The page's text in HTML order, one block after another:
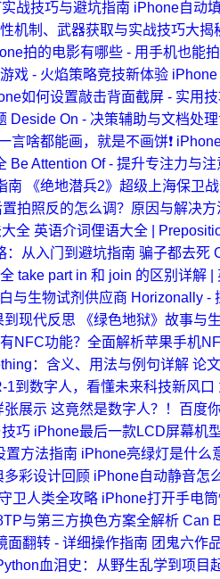
战技巧与避坑指南 iPhone自动
机制、武器获取与实战技巧大揭
拍的电影有哪些 - 用手机也能
游戏 - 火焰策略竞技新体验 iPhone
如何设置敲击背面截屏 - 实用
Deside On - 决策辅助与文档处
言啥都能画，就是不画饼❗️
Be Attention Of - 提升专注力与
南 《绝地潜兵2》超级上海保卫
拍照反的怎么调？原因与解决方
全 英语介词俚语大全 |
：从入门到避坑指南 骗子都去死
take part in 和 join 的区别详解 |
与生物试剂供应商 Horizonally -
到现代反思 《绿色地狱》故事与
NFC功能？全面解析苹果手机
：含义、用法与例句详解 论
到数字人，看懂未来科技新风口
张展示 这竟然是数字人？！百度
巧 iPhone最后一款LCD屏幕机
置方法指南 iPhone亮绿灯是什么
多彩设计回顾 iPhone自动静音怎
卫人类全攻略 iPhone打开手电
与第三方换色方案全解析 Can
面翻转 - 详细操作指南 团鬼六作
血泪史：从野生乱学到项目